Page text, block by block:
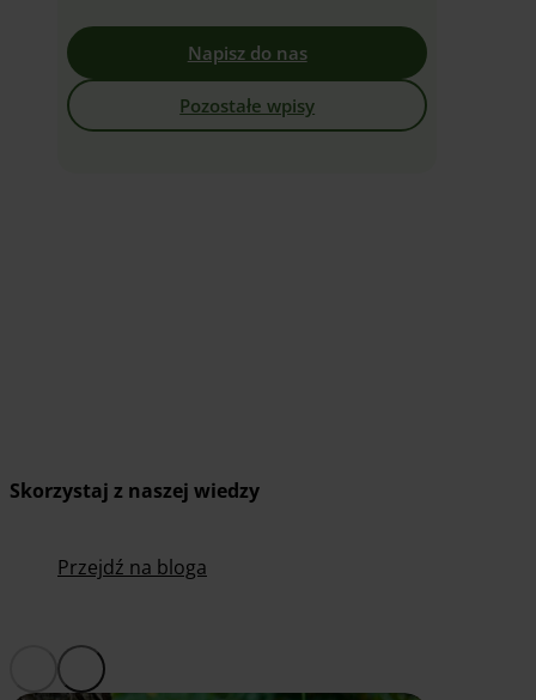
Napisz do nas
Pozostałe wpisy
Skorzystaj z naszej wiedzy
Przejdź na bloga